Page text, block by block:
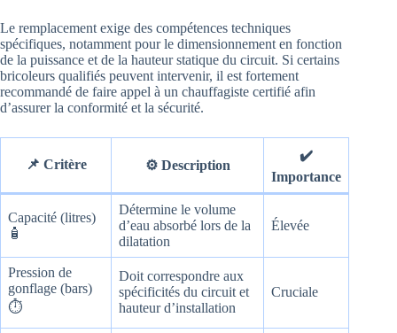
Le remplacement exige des compétences techniques
spécifiques, notamment pour le dimensionnement en fonction
de la puissance et de la hauteur statique du circuit. Si certains
bricoleurs qualifiés peuvent intervenir, il est fortement
recommandé de faire appel à un chauffagiste certifié afin
d’assurer la conformité et la sécurité.
📌 Critère ⚙️ Description
✔️
Importance
Capacité (litres)
🧴
Détermine le volume
d’eau absorbé lors de la
dilatation
Élevée
Pression de
gonflage (bars)
⏱️
Doit correspondre aux
spécificités du circuit et
hauteur d’installation
Cruciale